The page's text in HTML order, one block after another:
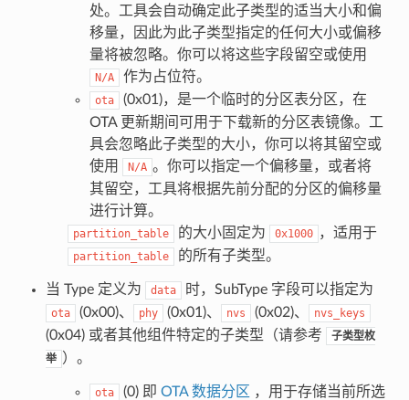
处。工具会自动确定此子类型的适当大小和偏
移量，因此为此子类型指定的任何大小或偏移
量将被忽略。你可以将这些字段留空或使用
N/A 作为占位符。
ota
(0x01)，是一个临时的分区表分区，在
OTA 更新期间可用于下载新的分区表镜像。工
具会忽略此子类型的大小，你可以将其留空或
使用
N/A 。你可以指定一个偏移量，或者将
其留空，工具将根据先前分配的分区的偏移量
进行计算。
partition_table 的大小固定为 0x1000 ，适用于
partition_table 的所有子类型。
当 Type 定义为 data 时，SubType 字段可以指定为
ota (0x00)、 phy (0x01)、 nvs (0x02)、 nvs_keys
(0x04) 或者其他组件特定的子类型（请参考
子类型枚
举 ）。
ota (0) 即 OTA 数据分区 ，用于存储当前所选